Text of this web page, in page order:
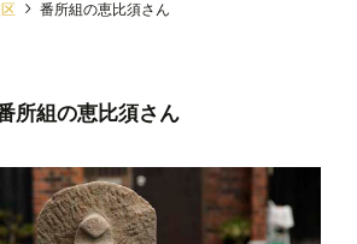
番所組の恵比須さん
所組の恵比須さん